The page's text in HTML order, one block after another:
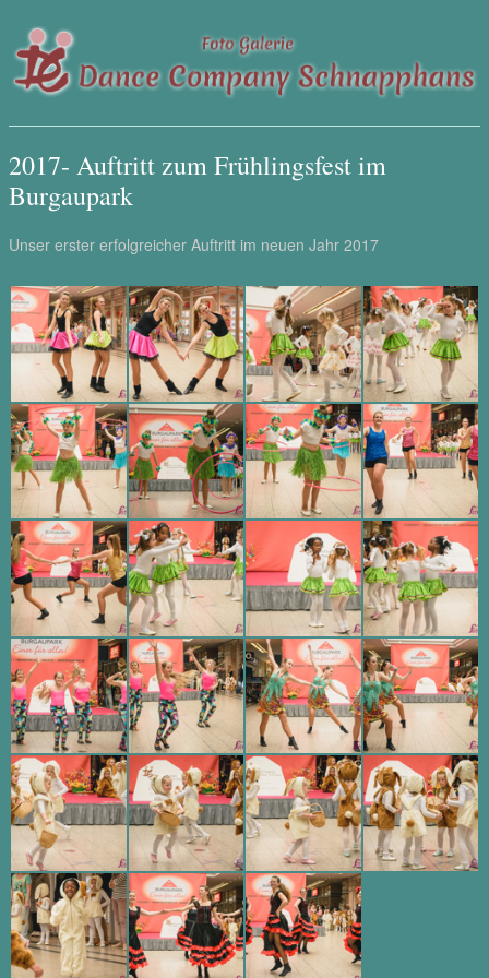
2017- Auftritt zum Frühlingsfest im
Burgaupark
Unser erster erfolgreicher Auftritt im neuen Jahr 2017